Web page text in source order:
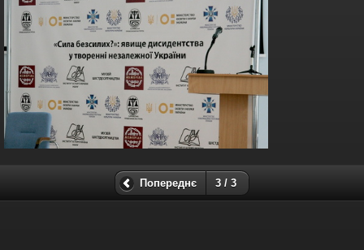
Попереднє 3 / 3